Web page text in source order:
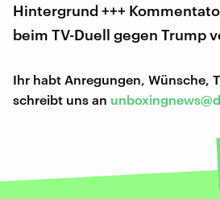
Hintergrund +++
beim TV-Duell gegen Trump
Ihr habt Anregungen, Wünsche,
schreibt uns an